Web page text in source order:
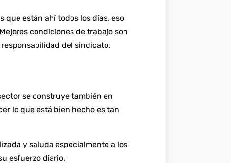
que están ahí todos los días, eso
condiciones de trabajo son
del sindicato.
se construye también en
lo que está bien hecho es tan
y saluda especialmente a los
esfuerzo diario.